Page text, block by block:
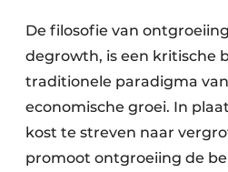
De filosofie van
degrowth, is een kritische
traditionele paradigma
economische groei. In
kost te streven naar
promoot ontgroeiing de